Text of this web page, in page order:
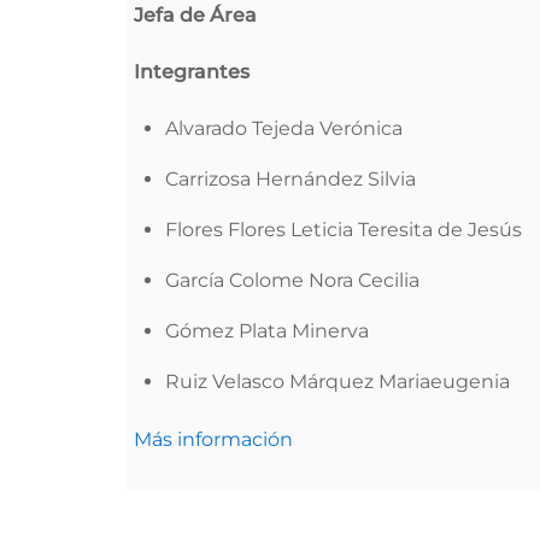
Jefa de Área
Integrantes
Alvarado Tejeda Verónica
Carrizosa Hernández Silvia
Flores Flores Leticia Teresita de Jesús
García Colome Nora Cecilia
Gómez Plata Minerva
Ruiz Velasco Márquez Mariaeugenia
Más información